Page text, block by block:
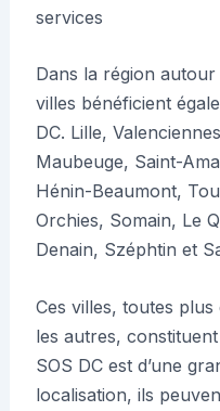
services
Dans la région
villes bénéficient
DC. Lille,
Maubeuge, Saint-
Hénin-Beaumont,
Orchies, Somain, Le
Denain, Széphtin et
Ces villes, toutes
les autres,
SOS DC est d’une
localisation, ils